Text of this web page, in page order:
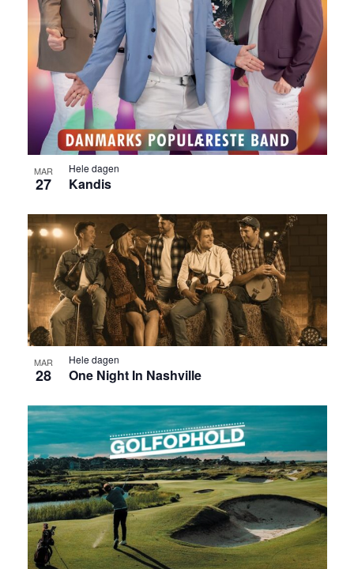
MAR
27
Hele dagen
Kandis
MAR
28
Hele dagen
One Night In Nashville